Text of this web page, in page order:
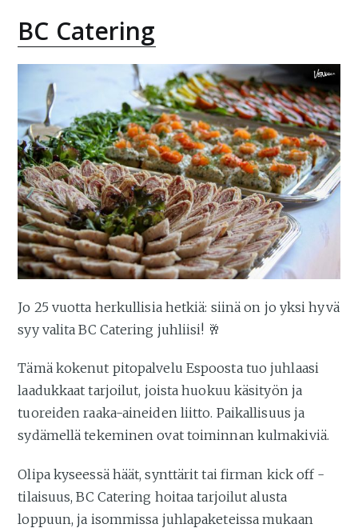
BC Catering
Jo 25 vuotta herkullisia hetkiä: siinä on jo yksi hyvä
syy valita BC Catering juhliisi! 🥂
Tämä kokenut pitopalvelu Espoosta tuo juhlaasi
laadukkaat tarjoilut, joista huokuu käsityön ja
tuoreiden raaka-aineiden liitto. Paikallisuus ja
sydämellä tekeminen ovat toiminnan kulmakiviä.
Olipa kyseessä häät, synttärit tai firman kick off -
tilaisuus, BC Catering hoitaa tarjoilut alusta
loppuun, ja isommissa juhlapaketeissa mukaan